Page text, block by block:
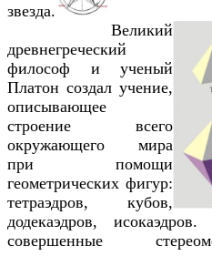
звезда.
Великий
древнегреческий
философ и ученый
Платон создал учение,
описывающее
строение всего
окружающего мира
при помощи
геометрических фигур:
тетраэдров, кубов,
додекаэдров,
совершенные